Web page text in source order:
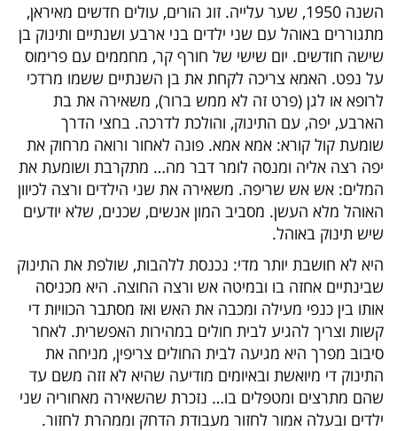
השנה 1950, שער עלייה. זוג הורים, עולים חדשים מאיראן,
מתגוררים באוהל עם שני ילדים בני ארבע ושנתיים ותינוק בן
שישה חודשים. יום שישי של חורף קר, מחממים עם פרימוס
על נפט. האמא צריכה לקחת את בן השנתיים ששמו מרדכי
לרופא או לגן (פרט זה לא ממש ברור), משאירה את בת
הארבע, יפה, עם התינוק, והולכת לדרכה. בחצי הדרך
שומעת קול קורא: אמא אמא. פונה לאחור ורואה מרחוק את
יפה רצה אליה ומנסה לומר דבר מה… מתקרבת ושומעת את
המלים: אש אש שריפה. משאירה את שני הילדים ורצה לכיוון
האוהל מלא העשן. מסביב המון אנשים, שכנים, שלא יודעים
שיש תינוק באוהל.
היא לא חושבת יותר מדי: נכנסת ללהבות, שולפת את התינוק
שבינתיים אחזה בו ובמיטה אש ורצה החוצה. היא מכניסה
אותו בין כנפי מעילה ומכבה את האש ואז מסתבר הכוויות די
קשות וצריך להגיע לבית חולים במהירות האפשרית. לאחר
סיבוב מפרך היא מגיעה לבית החולים צריפין, מניחה את
התינוק די מיואשת ובאיומים מודיעה שהיא לא זזה משם עד
שהם מתרצים ומטפלים בו… נזכרת שהשאירה מאחוריה שני
ילדים ובעלה אמור לחזור מעבודת הדחק וממהרת לחזור.